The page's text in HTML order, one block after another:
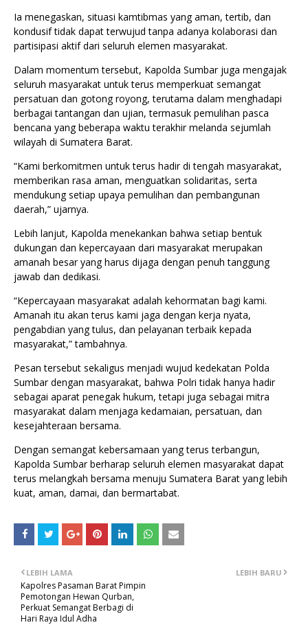
Ia menegaskan, situasi kamtibmas yang aman, tertib, dan
kondusif tidak dapat terwujud tanpa adanya kolaborasi dan
partisipasi aktif dari seluruh elemen masyarakat.
Dalam momentum tersebut, Kapolda Sumbar juga mengajak
seluruh masyarakat untuk terus memperkuat semangat
persatuan dan gotong royong, terutama dalam menghadapi
berbagai tantangan dan ujian, termasuk pemulihan pasca
bencana yang beberapa waktu terakhir melanda sejumlah
wilayah di Sumatera Barat.
“Kami berkomitmen untuk terus hadir di tengah masyarakat,
memberikan rasa aman, menguatkan solidaritas, serta
mendukung setiap upaya pemulihan dan pembangunan
daerah,” ujarnya.
Lebih lanjut, Kapolda menekankan bahwa setiap bentuk
dukungan dan kepercayaan dari masyarakat merupakan
amanah besar yang harus dijaga dengan penuh tanggung
jawab dan dedikasi.
“Kepercayaan masyarakat adalah kehormatan bagi kami.
Amanah itu akan terus kami jaga dengan kerja nyata,
pengabdian yang tulus, dan pelayanan terbaik kepada
masyarakat,” tambahnya.
Pesan tersebut sekaligus menjadi wujud kedekatan Polda
Sumbar dengan masyarakat, bahwa Polri tidak hanya hadir
sebagai aparat penegak hukum, tetapi juga sebagai mitra
masyarakat dalam menjaga kedamaian, persatuan, dan
kesejahteraan bersama.
Dengan semangat kebersamaan yang terus terbangun,
Kapolda Sumbar berharap seluruh elemen masyarakat dapat
terus melangkah bersama menuju Sumatera Barat yang lebih
kuat, aman, damai, dan bermartabat.
LEBIH BARU
LEBIH LAMA
Kapolres Pasaman Barat Pimpin
Pemotongan Hewan Qurban,
Perkuat Semangat Berbagi di
Hari Raya Idul Adha